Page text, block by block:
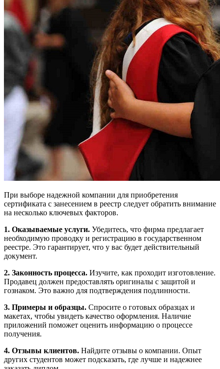
При выборе надежной компании для приобретения
сертификата с занесением в реестр следует обратить внимание
на несколько ключевых факторов.
1. Оказываемые услуги. Убедитесь, что фирма предлагает
необходимую проводку и регистрацию в государственном
реестре. Это гарантирует, что у вас будет действительный
документ.
2. Законность процесса. Изучите, как проходит изготовление.
Продавец должен предоставлять оригиналы с защитой и
гознаком. Это важно для подтверждения подлинности.
3. Примеры и образцы. Спросите о готовых образцах и
макетах, чтобы увидеть качество оформления. Наличие
приложений поможет оценить информацию о процессе
получения.
4. Отзывы клиентов. Найдите отзывы о компании. Опыт
других студентов может подсказать, где лучше и надежнее